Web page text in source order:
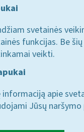
svetainės
funkcijas. Be
veikti.
apie
Jūsų